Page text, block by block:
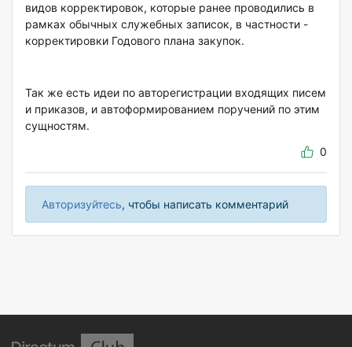
видов корректировок, которые ранее проводились в
рамках обычных служебных записок, в частности -
корректировки Годового плана закупок.
Так же есть идеи по авторегистрации входящих писем
и приказов, и автоформированием поручений по этим
сущностям.
0
Авторизуйтесь, чтобы написать комментарий